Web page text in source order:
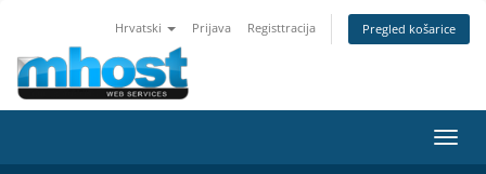
Hrvatski Prijava Registtracija Pregled košarice